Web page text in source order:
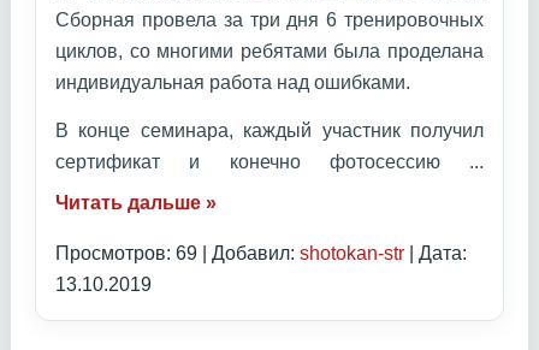
Сборная провела за три дня 6 тренировочных
циклов, со многими ребятами была проделана
индивидуальная работа над ошибками.
В конце семинара, каждый участник получил
сертификат и конечно фотосессию ...
Читать дальше »
Просмотров: 69 | Добавил: shotokan-str | Дата:
13.10.2019